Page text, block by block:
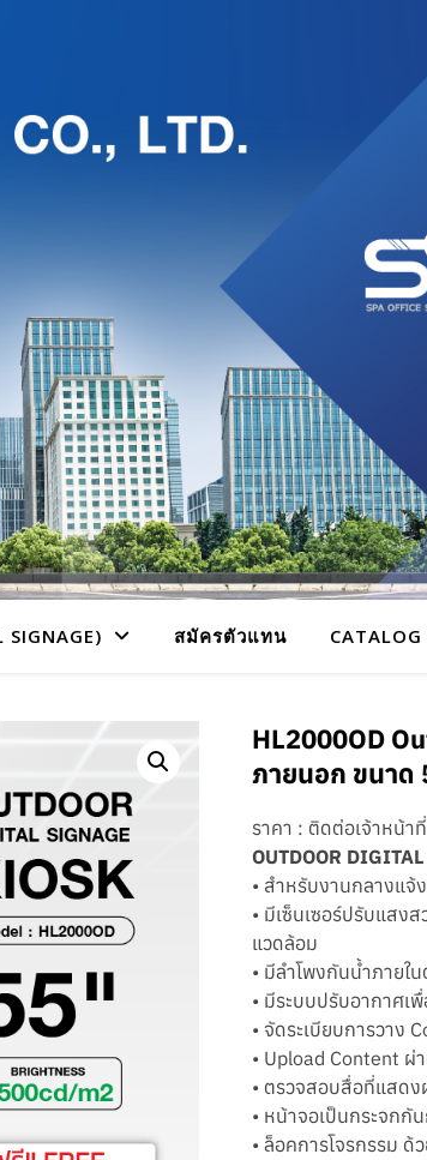
SIGNAGE) สมัครตัวแทน CATALOG
HL2000OD
ภายนอก ขนาด
ราคา : ติดต่อเจ้าหน้าที่
OUTDOOR
• สำหรับงานกลางแ
• มีเซ็นเซอร์ปรับแสง
แวดล้อม
• มีลำโพงกันน้ำภายใน
• มีระบบปรับอากาศเ
• จัดระเบียบการวาง
• Upload Content ผ่
• ตรวจสอบสื่อที่แสด
• หน้าจอเป็นกระจกกั
• ล็อคการโจรกรรม